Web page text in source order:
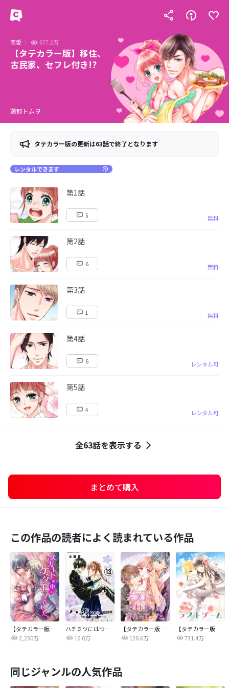
恋愛 377.2万
【タテカラー版】移住、
古民家、セフレ付き!?
藤那トムヲ
タテカラー版の更新は63話で終了となります
レンタルできます
第1話
5 無料
第2話
6 無料
第3話
1 無料
第4話
6 レンタル可
第5話
4 レンタル可
全63話を表示する
まとめて購入
この作品の読者によく読まれている作品
【タテカラー版】スカートの中はケダモノでした。
2,230万
ハチミツにはつこい
16.0万
【タテカラー版】キスしたら壊れるのは分かっていた。
120.6万
【タテカラー版】ラストゲーム
731.4万
同じジャンルの人気作品